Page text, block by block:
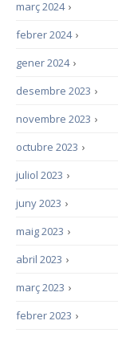
›
març 2024
›
febrer 2024
›
gener 2024
›
desembre 2023
›
novembre 2023
›
octubre 2023
›
juliol 2023
›
juny 2023
›
maig 2023
›
abril 2023
›
març 2023
›
febrer 2023